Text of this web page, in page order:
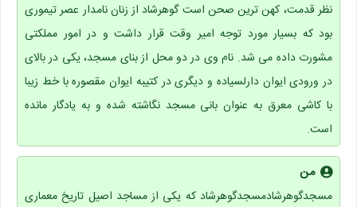
نظر قدمت، کهن ترین صحن است گوهرشاد از زنان نامدار عصر تیموری
بود که بسیار مورد توجه امیر وقت قرار داشت و در امور مملکتی
مشورت داده می شد. نام وی در دو محل از بنای مسجد، یکی در بالای
در ورودی ایوان دارلسیاده و دیگری در کتیبه ایوان مقصوره با خط زیبا
با کاشی معرق به عنوان بانی مسجد نگاشته شده و به یادگار مانده
است.
من
مسجدگوهرشادمسجدگوهرشاد که یکی از مساجد اصیل تاریخ معماری